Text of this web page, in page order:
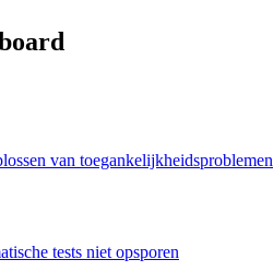
van toegankelijkheidsproblemen
tests niet opsporen